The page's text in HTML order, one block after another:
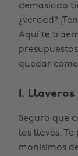
demasiado
¿verdad?
Aquí te
quedar
1.
Seguro que
las llaves.
monísimos